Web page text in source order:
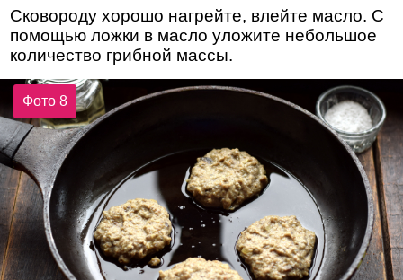
Сковороду хорошо нагрейте, влейте масло. С
помощью ложки в масло уложите небольшое
количество грибной массы.
Фото 8